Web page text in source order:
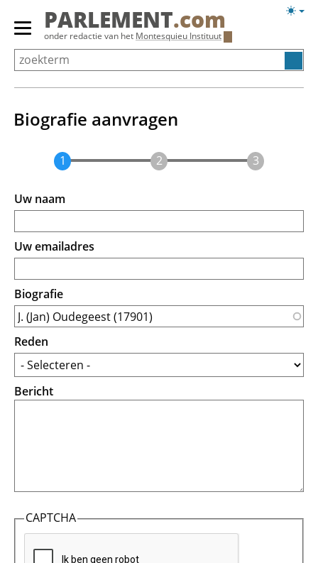
Overslaan
Primair
menu
tonen/verbergen
PARLEMENT.com
onder redactie van het Montesquieu Instituut
Biografie aanvragen
Uw naam
Uw emailadres
Biografie
Reden
Bericht
CAPTCHA